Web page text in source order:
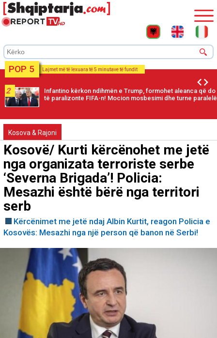
POP 5 Lajmet më të lexuara të 5 minutave të fundit
2
Infantino kërkon ndihmën e Trump, formohet aleanca që do
të paralizonte FIFA-n! Mocion mosbesimi dhe turne paralelë
Kosova & Rajoni
Kosovë/ Kurti kërcënohet me jetë
nga organizata terroriste serbe
‘Severna Brigada’! Policia:
Mesazhi është bërë nga territori
serb
Kërcënimet me jetë ndaj Albin Kurtit, reagon Policia e
Kosovës: Mesazhi nga një person që banon në Serbi!